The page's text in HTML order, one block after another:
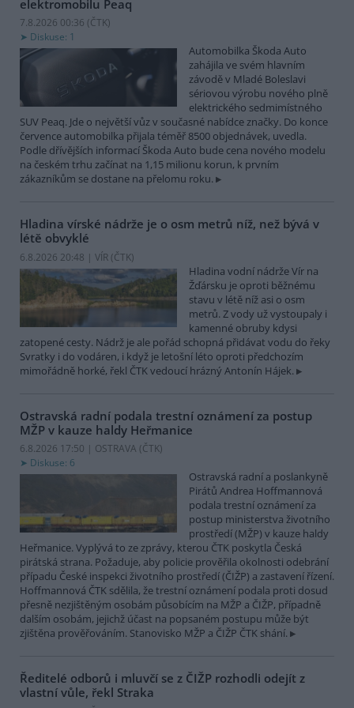
elektromobilu Peaq
7.8.2026 00:36 (ČTK)
Diskuse: 1
Automobilka Škoda Auto
zahájila ve svém hlavním
závodě v Mladé Boleslavi
sériovou výrobu nového plně
elektrického sedmimístného
SUV Peaq. Jde o největší vůz v současné nabídce značky. Do konce
července automobilka přijala téměř 8500 objednávek, uvedla.
Podle dřívějších informací Škoda Auto bude cena nového modelu
na českém trhu začínat na 1,15 milionu korun, k prvním
zákazníkům se dostane na přelomu roku.
Hladina vírské nádrže je o osm metrů níž, než bývá v
létě obvyklé
6.8.2026 20:48 | VÍR (ČTK)
Hladina vodní nádrže Vír na
Žďársku je oproti běžnému
stavu v létě níž asi o osm
metrů. Z vody už vystoupaly i
kamenné obruby kdysi
zatopené cesty. Nádrž je ale pořád schopná přidávat vodu do řeky
Svratky i do vodáren, i když je letošní léto oproti předchozím
mimořádně horké, řekl ČTK vedoucí hrázný Antonín Hájek.
Ostravská radní podala trestní oznámení za postup
MŽP v kauze haldy Heřmanice
6.8.2026 17:50 | OSTRAVA (ČTK)
Diskuse: 6
Ostravská radní a poslankyně
Pirátů Andrea Hoffmannová
podala trestní oznámení za
postup ministerstva životního
prostředí (MŽP) v kauze haldy
Heřmanice. Vyplývá to ze zprávy, kterou ČTK poskytla Česká
pirátská strana. Požaduje, aby policie prověřila okolnosti odebrání
případu České inspekci životního prostředí (ČIŽP) a zastavení řízení.
Hoffmannová ČTK sdělila, že trestní oznámení podala proti dosud
přesně nezjištěným osobám působícím na MŽP a ČIŽP, případně
dalším osobám, jejichž účast na popsaném postupu může být
zjištěna prověřováním. Stanovisko MŽP a ČIŽP ČTK shání.
Ředitelé odborů i mluvčí se z ČIŽP rozhodli odejít z
vlastní vůle, řekl Straka